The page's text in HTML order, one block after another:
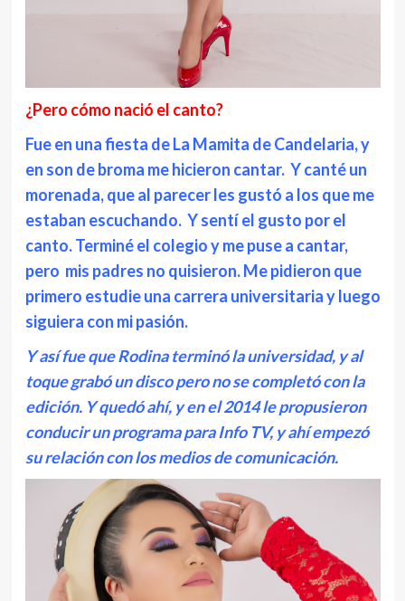
¿Pero cómo nació el canto?
Fue en una fiesta de La Mamita de Candelaria, y
en son de broma me hicieron cantar. Y canté un
morenada, que al parecer les gustó a los que me
estaban escuchando. Y sentí el gusto por el
canto. Terminé el colegio y me puse a cantar,
pero mis padres no quisieron. Me pidieron que
primero estudie una carrera universitaria y luego
siguiera con mi pasión.
Y así fue que Rodina terminó la universidad, y al
toque grabó un disco pero no se completó con la
edición. Y quedó ahí, y en el 2014 le propusieron
conducir un programa para Info TV, y ahí empezó
su relación con los medios de comunicación.